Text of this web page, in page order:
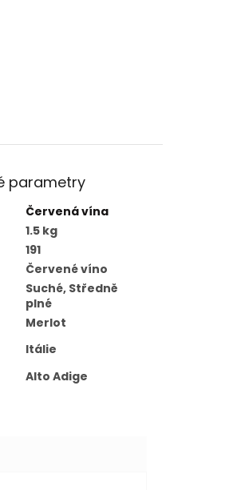
parametry
Červená vína
1.5 kg
191
Červené víno
Suché, Středně
plné
Merlot
Itálie
Alto Adige